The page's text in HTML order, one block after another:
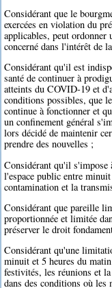
Considérant que le
exercées en violation du
applicables, peut ordonner
concerné dans l'intérêt de
Considérant qu'il est
santé de continuer à
atteints du COVID-19 et
conditions possibles, que
continue à fonctionner et
un confinement général
lors décidé de maintenir
prendre des nouvelles ;
Considérant qu'il s'impose
l'espace public entre
contamination et la
Considérant que pareille
proportionnée et limitée
préserver le droit
Considérant qu'une
minuit et 5 heures du
festivités, les réunions et
dans des conditions où les